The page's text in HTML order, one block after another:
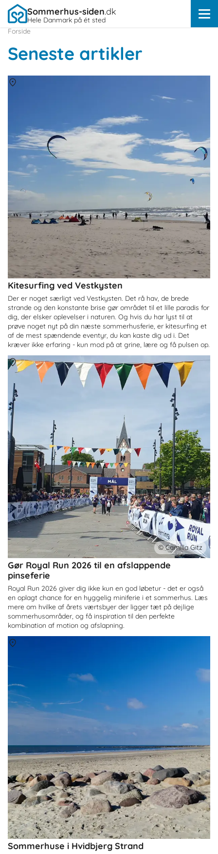
Sommerhus-siden.dk
Hele Danmark på ét sted
Forside
Seneste artikler
Kitesurfing ved Vestkysten
Der er noget særligt ved Vestkysten. Det rå hav, de brede
strande og den konstante brise gør området til et lille paradis for
dig, der elsker oplevelser i naturen. Og hvis du har lyst til at
prøve noget nyt på din næste sommerhusferie, er kitesurfing et
af de mest spændende eventyr, du kan kaste dig ud i. Det
kræver ikke erfaring - kun mod på at grine, lære og få pulsen op.
Gør Royal Run 2026 til en afslappende
pinseferie
Royal Run 2026 giver dig ikke kun en god løbetur - det er også
en oplagt chance for en hyggelig miniferie i et sommerhus. Læs
mere om hvilke af årets værtsbyer der ligger tæt på dejlige
sommerhusområder, og få inspiration til den perfekte
kombination af motion og afslapning.
© Camilla Gitz
OmDanmark
Sommerhuse i Hvidbjerg Strand